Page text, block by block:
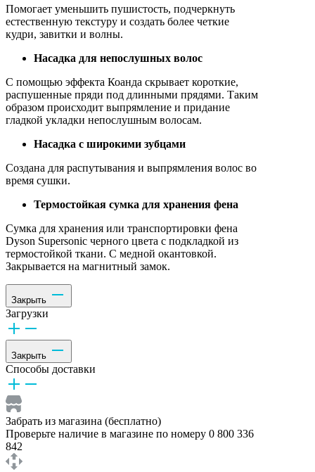
Помогает уменьшить пушистость, подчеркнуть
естественную текстуру и создать более четкие
кудри, завитки и волны.
Насадка для непослушных волос
С помощью эффекта Коанда скрывает короткие,
распушенные пряди под длинными прядями. Таким
образом происходит выпрямление и придание
гладкой укладки непослушным волосам.
Насадка с широкими зубцами
Создана для распутывания и выпрямления волос во
время сушки.
Термостойкая сумка для хранения фена
Сумка для хранения или транспортировки фена
Dyson Supersonic черного цвета с подкладкой из
термостойкой ткани. С медной окантовкой.
Закрывается на магнитный замок.
Закрыть
Загрузки
Закрыть
Способы доставки
Забрать из магазина (бесплатно)
Проверьте наличие в магазине по номеру 0 800 336
842